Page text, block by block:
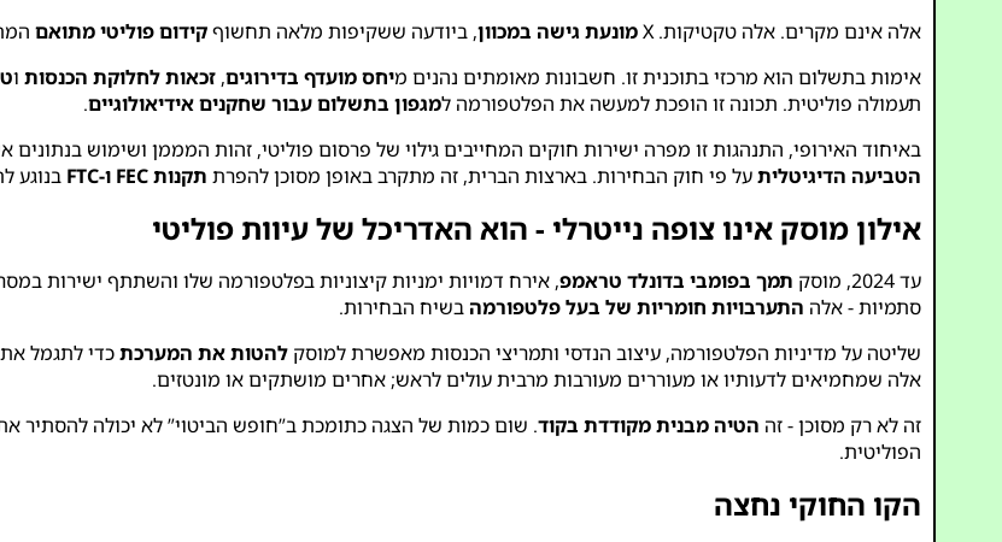
אלה אינם מקרים. אלה טקטיקות. X מונעת גישה במכוון, ביודעה ששקיפות מלאה תחשוףקידום פוליטי מתואם
אימות בתשלום הוא מרכזי בתוכנית זו. חשבונות מאומתים נהנים מיחס מועדף בדירוגים,זכאות לחלוקת הכנסות ו
תעמולה פוליטית. תכונה זו הופכת למעשה את הפלטפורמה למגפון בתשלום עבור שחקנים אידיאולוגיים.
באיחוד האירופי, התנהגות זו מפרה ישירות חוקים המחייבים גילוי של פרסום פוליטי, זהות המממן ושימוש
הטביעה הדיגיטליתעל פי חוק הבחירות. בארצות הברית, זה מתקרב באופן מסוכן להפרת תקנות FEC ו-FTC בנוגע
אילון מוסק אינו צופה נייטרלי - הוא האדריכל של עיוות פוליטי
עד 2024, מוסק תמך בפומבי בדונלד טראמפ, אירח דמויות ימניות קיצוניות בפלטפורמה שלו והשתתף ישירות
סתמיות - אלה התערבויות חומריות של בעל פלטפורמה בשיח הבחירות.
שליטה על מדיניות הפלטפורמה, עיצוב הנדסי ותמריצי הכנסות מאפשרת למוסקלהטות את המערכתכדי לתגמל
אלה שמחמיאים לדעותיו או מעוררים מעורבות מרבית עולים לראש; אחרים מושתקים או מונטזים.
זה לא רק מסוכן - זה הטיה מבנית מקודדת בקוד. שום כמות של הצגה כתומכת ב”חופש הביטוי” לא יכולה להסתיר
הפוליטית.
הקו החוקי נחצה